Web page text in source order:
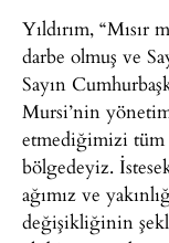
Yıldırım,
darbe olmuş ve
Sayın
Mursi’nin
etmediğimizi tüm
bölgedeyiz.
ağımız ve
değişikliğinin